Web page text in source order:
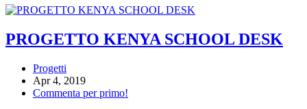
PROGETTO KENYA SCHOOL DESK
Progetti
Apr 4, 2019
Commenta per primo!